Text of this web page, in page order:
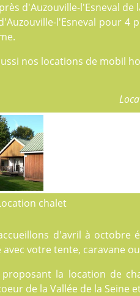
d'Auzouville-l'Esneval
l'Esneval pour 4
nos locations de mobil
chalet
d'avril à octobre
votre tente, caravane
proposant la location de
de la Vallée de la Seine